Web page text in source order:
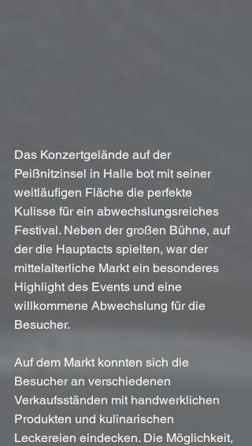
Das Konzertgelände auf der
Peißnitzinsel in Halle bot mit seiner
weitläufigen Fläche die perfekte
Kulisse für ein abwechslungsreiches
Festival. Neben der großen Bühne, auf
der die Hauptacts spielten, war der
mittelalterliche Markt ein besonderes
Highlight des Events und eine
willkommene Abwechslung für die
Besucher.
Auf dem Markt konnten sich die
Besucher an verschiedenen
Verkaufsständen mit handwerklichen
Produkten und kulinarischen
Leckereien eindecken. Die Möglichkeit,